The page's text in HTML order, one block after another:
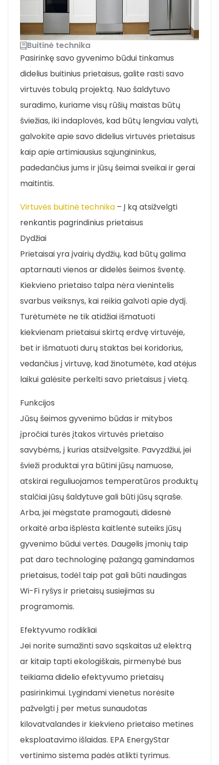
Buitinė technika
Pasirinkę savo gyvenimo būdui tinkamus
didelius buitinius prietaisus, galite rasti savo
virtuvės tobulą projektą. Nuo šaldytuvo
suradimo, kuriame visų rūšių maistas būtų
šviežias, iki indaplovės, kad būtų lengviau valyti,
galvokite apie savo didelius virtuvės prietaisus
kaip apie artimiausius sąjungininkus,
padedančius jums ir jūsų šeimai sveikai ir gerai
maitintis.
Virtuvės buitinė technika – Į ką atsižvelgti
renkantis pagrindinius prietaisus
Dydžiai
Prietaisai yra įvairių dydžių, kad būtų galima
aptarnauti vienos ar didelės šeimos šventę.
Kiekvieno prietaiso talpa nėra vienintelis
svarbus veiksnys, kai reikia galvoti apie dydį.
Turėtumėte ne tik atidžiai išmatuoti
kiekvienam prietaisui skirtą erdvę virtuvėje,
bet ir išmatuoti durų staktas bei koridorius,
vedančius į virtuvę, kad žinotumėte, kad atėjus
laikui galėsite perkelti savo prietaisus į vietą.
Funkcijos
Jūsų šeimos gyvenimo būdas ir mitybos
įpročiai turės įtakos virtuvės prietaiso
savybėms, į kurias atsižvelgsite. Pavyzdžiui, jei
švieži produktai yra būtini jūsų namuose,
atskirai reguliuojamos temperatūros produktų
stalčiai jūsų šaldytuve gali būti jūsų sąraše.
Arba, jei mėgstate pramogauti, didesnė
orkaitė arba išplėsta kaitlentė suteiks jūsų
gyvenimo būdui vertės. Daugelis įmonių taip
pat daro technologinę pažangą gamindamos
prietaisus, todėl taip pat gali būti naudingas
Wi-Fi ryšys ir prietaisų susiejimas su
programomis.
Efektyvumo rodikliai
Jei norite sumažinti savo sąskaitas už elektrą
ar kitaip tapti ekologiškais, pirmenybė bus
teikiama didelio efektyvumo prietaisų
pasirinkimui. Lygindami vienetus norėsite
pažvelgti į per metus sunaudotas
kilovatvalandes ir kiekvieno prietaiso metines
eksploatavimo išlaidas. EPA EnergyStar
vertinimo sistema padės atlikti tyrimus.